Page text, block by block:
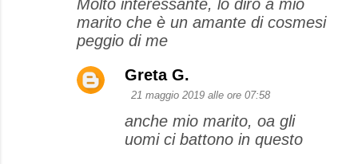
Molto interessante, lo dirò a mio
marito che è un amante di cosmesi
peggio di me
Greta G.
21 maggio 2019 alle ore 07:58
anche mio marito, oa gli
uomi ci battono in questo